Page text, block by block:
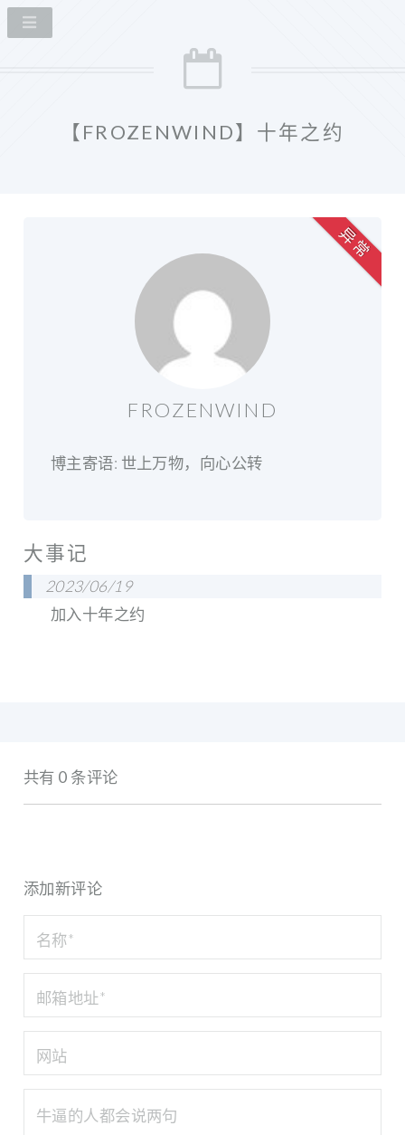
【FROZENWIND】十年之约
FROZENWIND
博主寄语: 世上万物，向心公转
异 常
大事记
2023/06/19
加入十年之约
共有 0 条评论
添加新评论